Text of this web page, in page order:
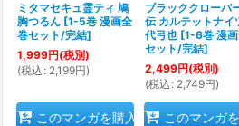
ミタマセキュ霊ティ 鳩
胸つるん [1-5巻 漫画全
巻セット/完結]
1,999円(税別)
(税込 : 2,199円)
このマンガを購入
ブラッククローバ
伝 カルテットナイ
代弓也 [1-6巻 漫
セット/完結]
2,499円(税別)
(税込 : 2,749円)
このマンガ